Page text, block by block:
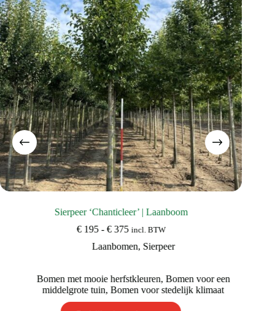
Sierpeer ‘Chanticleer’ | Laanboom
€195 - €375Prijsklasse:
tot
incl. BTW
Laanbomen, Sierpeer
Bomen met mooie herfstkleuren, Bomen voor een
middelgrote tuin,Bomen voor stedelijk klimaat